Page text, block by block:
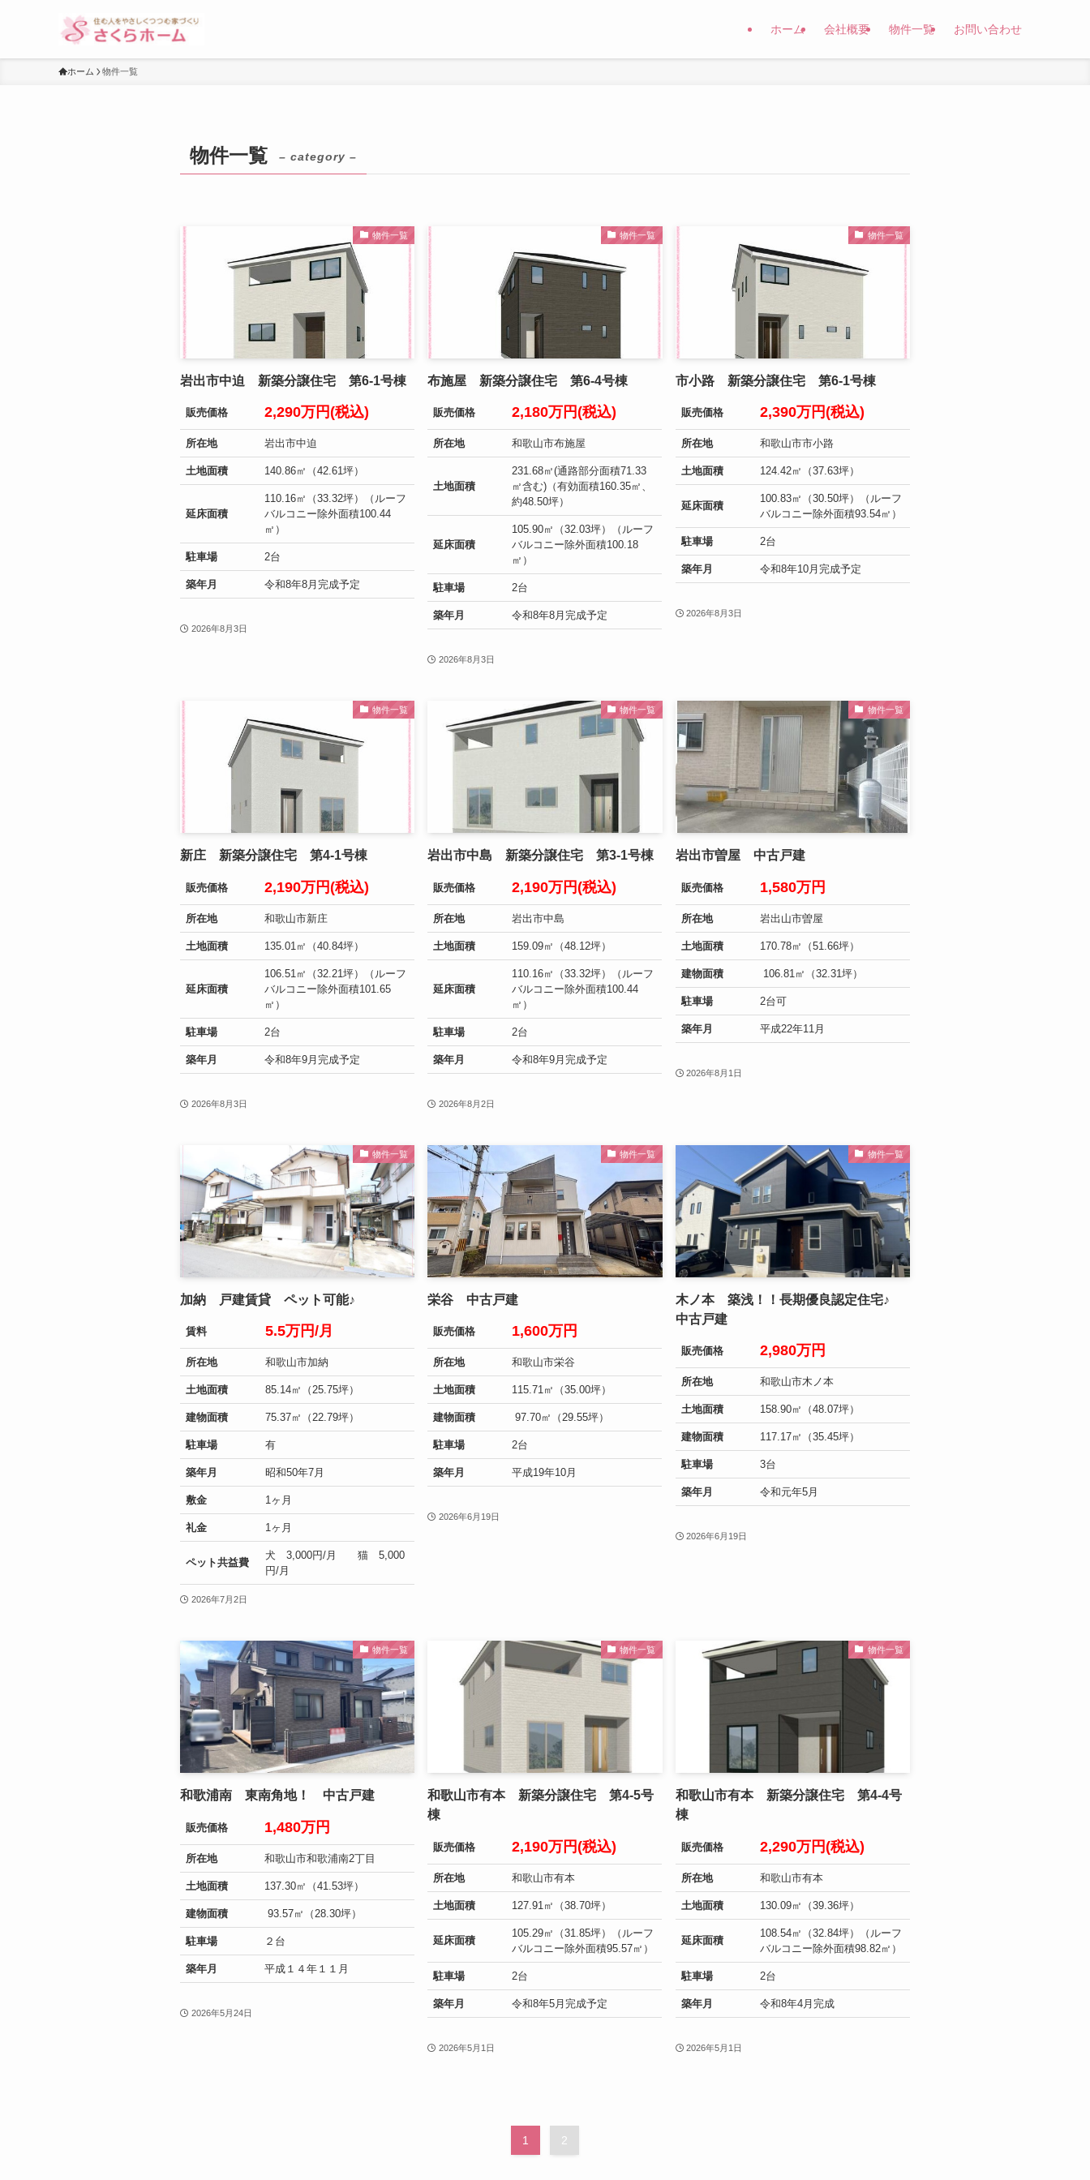
ホーム 会社概要 物件一覧 お問い合わせ
ホーム 物件一覧
物件一覧 – category –
物件一覧
岩出市中迫 新築分譲住宅 第6-1号棟
販売価格 2,290万円(税込)
所在地 岩出市中迫
土地面積 140.86㎡（42.61坪）
延床面積
110.16㎡（33.32坪）（ルーフ
バルコニー除外面積100.44
㎡）
駐車場 2台
築年月 令和8年8月完成予定
2026年8月3日
物件一覧
布施屋 新築分譲住宅 第6-4号棟
販売価格 2,180万円(税込)
所在地 和歌山市布施屋
土地面積
231.68㎡(通路部分面積71.33
㎡含む)（有効面積160.35㎡、
約48.50坪）
延床面積
105.90㎡（32.03坪）（ルーフ
バルコニー除外面積100.18
㎡）
駐車場 2台
築年月 令和8年8月完成予定
2026年8月3日
物件一覧
市小路 新築分譲住宅 第6-1号棟
販売価格 2,390万円(税込)
所在地 和歌山市市小路
土地面積 124.42㎡（37.63坪）
延床面積
100.83㎡（30.50坪）（ルーフ
バルコニー除外面積93.54㎡）
駐車場 2台
築年月 令和8年10月完成予定
2026年8月3日
物件一覧
新庄 新築分譲住宅 第4-1号棟
販売価格 2,190万円(税込)
所在地 和歌山市新庄
土地面積 135.01㎡（40.84坪）
延床面積
106.51㎡（32.21坪）（ルーフ
バルコニー除外面積101.65
㎡）
駐車場 2台
築年月 令和8年9月完成予定
2026年8月3日
物件一覧
岩出市中島 新築分譲住宅 第3-1号棟
販売価格 2,190万円(税込)
所在地 岩出市中島
土地面積 159.09㎡（48.12坪）
延床面積
110.16㎡（33.32坪）（ルーフ
バルコニー除外面積100.44
㎡）
駐車場 2台
築年月 令和8年9月完成予定
2026年8月2日
物件一覧
岩出市曽屋 中古戸建
販売価格 1,580万円
所在地 岩出山市曽屋
土地面積 170.78㎡（51.66坪）
建物面積 106.81㎡（32.31坪）
駐車場 2台可
築年月 平成22年11月
2026年8月1日
物件一覧
加納 戸建賃貸 ペット可能♪
賃料 5.5万円/月
所在地 和歌山市加納
土地面積 85.14㎡（25.75坪）
建物面積 75.37㎡（22.79坪）
駐車場 有
築年月 昭和50年7月
敷金 1ヶ月
礼金 1ヶ月
ペット共益費
犬 3,000円/月 猫 5,000
円/月
2026年7月2日
物件一覧
栄谷 中古戸建
販売価格 1,600万円
所在地 和歌山市栄谷
土地面積 115.71㎡（35.00坪）
建物面積 97.70㎡（29.55坪）
駐車場 2台
築年月 平成19年10月
2026年6月19日
物件一覧
木ノ本 築浅！！長期優良認定住宅♪
中古戸建
販売価格 2,980万円
所在地 和歌山市木ノ本
土地面積 158.90㎡（48.07坪）
建物面積 117.17㎡（35.45坪）
駐車場 3台
築年月 令和元年5月
2026年6月19日
物件一覧
和歌浦南 東南角地！ 中古戸建
販売価格 1,480万円
所在地 和歌山市和歌浦南2丁目
土地面積 137.30㎡（41.53坪）
建物面積 93.57㎡（28.30坪）
駐車場 ２台
築年月 平成１４年１１月
2026年5月24日
物件一覧
和歌山市有本 新築分譲住宅 第4-5号
棟
販売価格 2,190万円(税込)
所在地 和歌山市有本
土地面積 127.91㎡（38.70坪）
延床面積
105.29㎡（31.85坪）（ルーフ
バルコニー除外面積95.57㎡）
駐車場 2台
築年月 令和8年5月完成予定
2026年5月1日
物件一覧
和歌山市有本 新築分譲住宅 第4-4号
棟
販売価格 2,290万円(税込)
所在地 和歌山市有本
土地面積 130.09㎡（39.36坪）
延床面積
108.54㎡（32.84坪）（ルーフ
バルコニー除外面積98.82㎡）
駐車場 2台
築年月 令和8年4月完成
2026年5月1日
1 2